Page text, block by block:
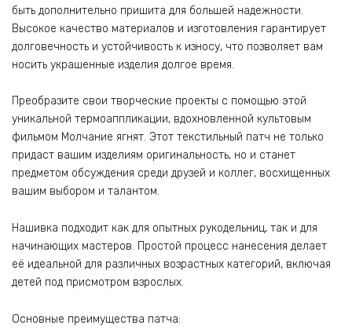
быть дополнительно пришита для большей надежности.
Высокое качество материалов и изготовления гарантирует
долговечность и устойчивость к износу, что позволяет вам
носить украшенные изделия долгое время.
Преобразите свои творческие проекты с помощью этой
уникальной термоаппликации, вдохновленной культовым
фильмом Молчание ягнят. Этот текстильный патч не только
придаст вашим изделиям оригинальность, но и станет
предметом обсуждения среди друзей и коллег, восхищенных
вашим выбором и талантом.
Нашивка подходит как для опытных рукодельниц, так и для
начинающих мастеров. Простой процесс нанесения делает
её идеальной для различных возрастных категорий, включая
детей под присмотром взрослых.
Основные преимущества патча: